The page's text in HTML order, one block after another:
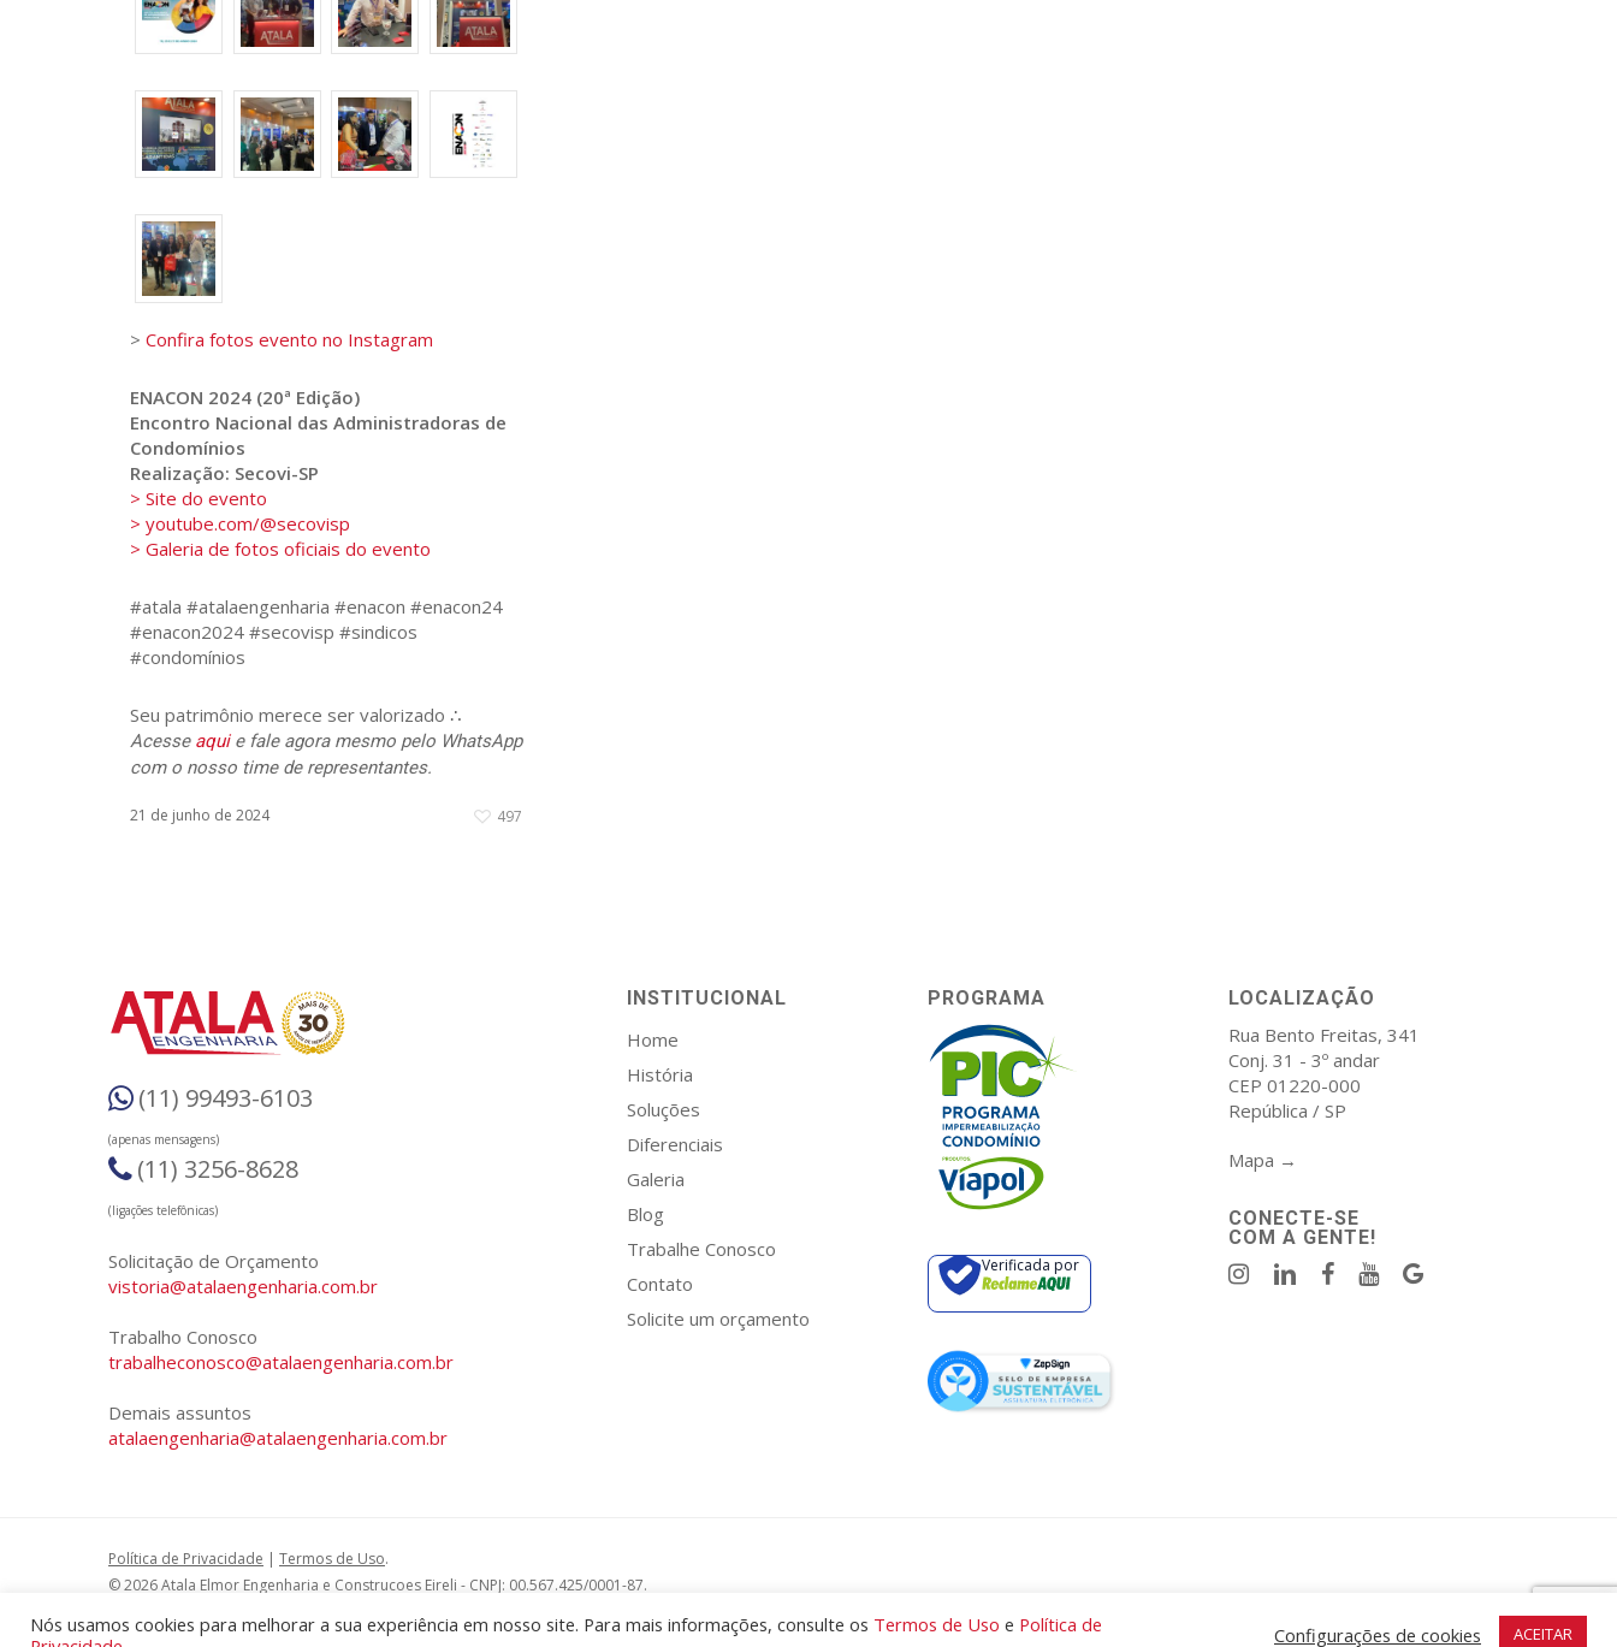
> Confira fotos evento no Instagram
ENACON 2024 (20ª Edição)
Encontro Nacional das Administradoras de
Condomínios
Realização: Secovi-SP
> Site do evento
> youtube.com/@secovisp
> Galeria de fotos oficiais do evento
#atala #atalaengenharia #enacon #enacon24
#enacon2024 #secovisp #sindicos
#condomínios
Seu patrimônio merece ser valorizado ∴
Acesse aquie fale agora mesmo pelo WhatsApp
com o nosso time de representantes.
21 de junho de 2024 497
(11) 99493-6103
(apenas mensagens)
(11) 3256-8628
(ligações telefônicas)
Solicitação de Orçamento
vistoria@atalaengenharia.com.br
Trabalho Conosco
trabalheconosco@atalaengenharia.com.br
Demais assuntos
atalaengenharia@atalaengenharia.com.br
INSTITUCIONAL
Home
História
Soluções
Diferenciais
Galeria
Blog
Trabalhe Conosco
Contato
Solicite um orçamento
PROGRAMA
Verificada por
LOCALIZAÇÃO
Rua Bento Freitas, 341
Conj. 31 - 3º andar
CEP 01220-000
República / SP
Mapa →
CONECTE-SE
COM A GENTE!
Política de Privacidade | Termos de Uso.
© 2026 Atala Elmor Engenharia e Construcoes Eireli - CNPJ: 00.567.425/0001-87.
Desenvolvido porMibu|Marcel Arduin Design
Nós usamos cookies para melhorar a sua experiência em nosso site. Para mais informações, consulte os Termos de Uso e Política de
Configurações de cookies ACEITAR